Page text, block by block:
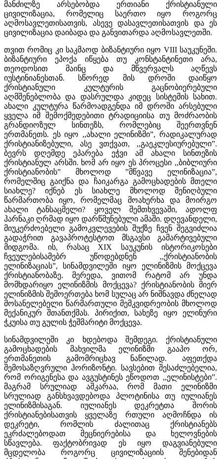
მანძილზე არსებობდა ერთიანი ქრისტიანული
ცივილიზაცია, რომელიც საერთო იყო როგორც
აღმოსავლეთისათვის, ასევე დასავლეთისათვის და ეს
ცივილიზაცია დაიბადა და განვითარდა აღმოსავლეთში.
თვით რომიც კი საკმაოდ ბიზანტიური იყო VIII საუკუნეში.
ბიზანტიური ეპოქა იწყება თუ კონსტანტინეთი არა,
თეოდოსით მაინც და მწვერვალს აღწევს
იუსტინიანესთან. სწორედ მის დროში დაიწყო
ქრისტიანული კულტურის გაცნობიერებული
აღმშენებლობა და დასრულდა კიდეც სისტემის სახით.
ახალი კულტურა წარმოადგენდა იმ დროში არსებული
ყველა იმ შემოქმედებითი ტრადიციისა თუ მოძრაობის
გრანდიოზულ სინთეზს, რომლებიც შეერთვნენ
ერთმანეთს. ეს იყო ,,ახალი ელინიზმი”, რადიკალურად
ქრისტიანიზებული, ასე ვთქვათ, ,,გაეკლესიურებული”.
ბევრს დღემდე ეპარება ეჭვი ამ ახალი სინთეზის
ქრისტიანულ არსში. ხომ არ იყო ეს პროცესი ,,ბიბლიური
ქრისტიანობის” მხოლოდ ”მწვავე ელინიზაცია”,
რომელშიც გაიქნა და ჩაიკარგა გამოცხადების მთელი
სიახლე? იქნებ ეს სიახლე მხოლოდ შენიღბული
წარმართობა იყო, რომელმაც მოახერხა და მოირგო
ახალი ტანსაცმელი? ყოველ შემთხვევაში, ადოლფ
ჰარნაკი ღრმად იყო დარწმუნებული ამაში. დღევანდელი,
მიუკერძოებელი გამოკვლევების შუქზე ჩვენ შეგვიძლია
გადაჭრით გავაპროტესტოთ მსგავსი გამარტივებული
მიდგომა. ის, რასაც XIX საუკუნის ისტორიკოსები
ჩვეულებისამებრ უწოდებდნენ ,,ქრისტიანობის
ელინიზაციას”, სინამდვილეში იყო ელინიზმის მოქცევა
ქრისტიანობაზე. მერედა, ვითომ რატომ არ უნდა
მომხდარიყო ელინიზმის მოქცევა? ქრისტიანობის მიერ
ელინიზმის შემოერთება ხომ სულაც არ ნიშნავდა ძნელად
მოსანელებელი წარმართული მემკვიდრეობის მხოლოდ
მექანიკურ შთანთქმას. პირიქით, სახეზე იყო ელინური
ჭკუისა თუ გულის ჭეშმარიტი მოქცევა.
სინამდვილეში კი ხდებოდა შემდეგი. ქრისტიანული
გამოცხადების მახვილმა ელინიზმი გააპო ორ,
ერთმანეთის გამომრიცხავ ნაწილად. აფეთქდა
შემოსაზღვრული ჰორიზონტი. სავსებით შესაძლებელია,
რომ ორიგენესა და ავგუსტინეს ეწოდოთ ,,ელინისტები”.
მაგრამ სრულიად აშკარაა, რომ მათი ელინიზმი
სრულიად განსხვავდებოდა პლოტინისა თუ იულიანეს
ელინიზმისაგან. იულიანეს დეკრეტთა შორის
ქრისტიანებისათვის ყველაზე რთული აღმოჩნდა ის
დეკრეტი, რომლის ძალითაც ქრისტიანებს
ეკრძალებოდათ მეცნიერებისა და ხელოვნების
სწავლება. ფაქტობრივად ეს იყო დაგვიანებული
მცდელობა როგორც ცივილიზაციის შენებიდან